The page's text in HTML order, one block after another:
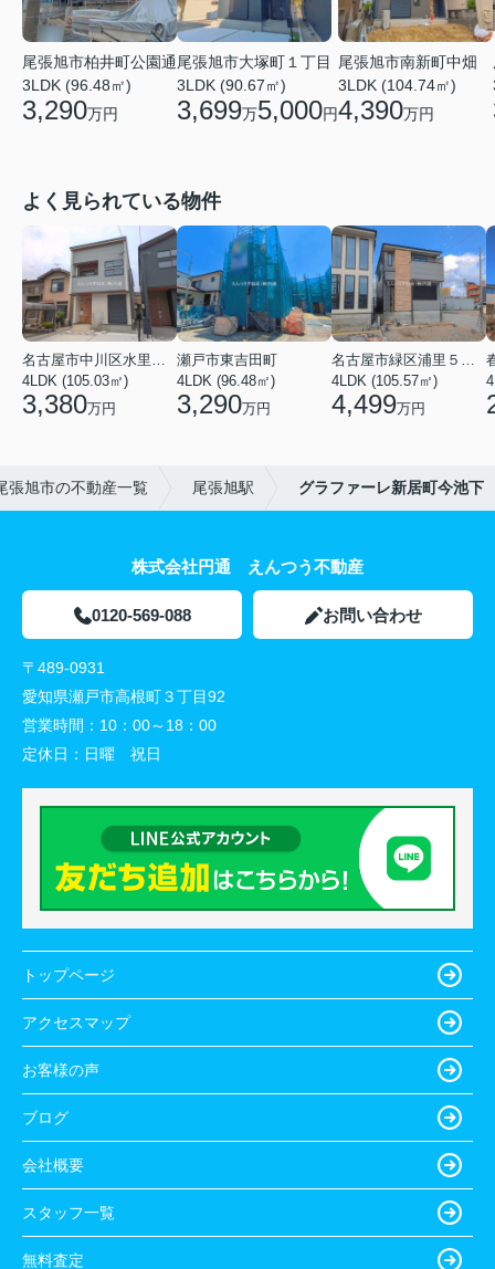
尾張旭市柏井町公園通
3LDK (96.48㎡)
3,290万円
尾張旭市大塚町１丁目
3LDK (90.67㎡)
3,699万5,000円
尾張旭市南新町中畑
3LDK (104.74㎡)
4,390万円
よく見られている物件
名古屋市中川区水里５丁目
4LDK (105.03㎡)
3,380万円
瀬戸市東吉田町
4LDK (96.48㎡)
3,290万円
名古屋市緑区浦里５丁目
4LDK (105.57㎡)
4,499万円
張旭市の不動産一覧 尾張旭駅 グラファーレ新居町今池下
株式会社円通 えんつう不動産
0120-569-088 お問い合わせ
〒489-0931
愛知県瀬戸市高根町３丁目92
営業時間： 10：00～18：00
定休日： 日曜 祝日
トップページ
アクセスマップ
お客様の声
ブログ
会社概要
スタッフ一覧
無料査定